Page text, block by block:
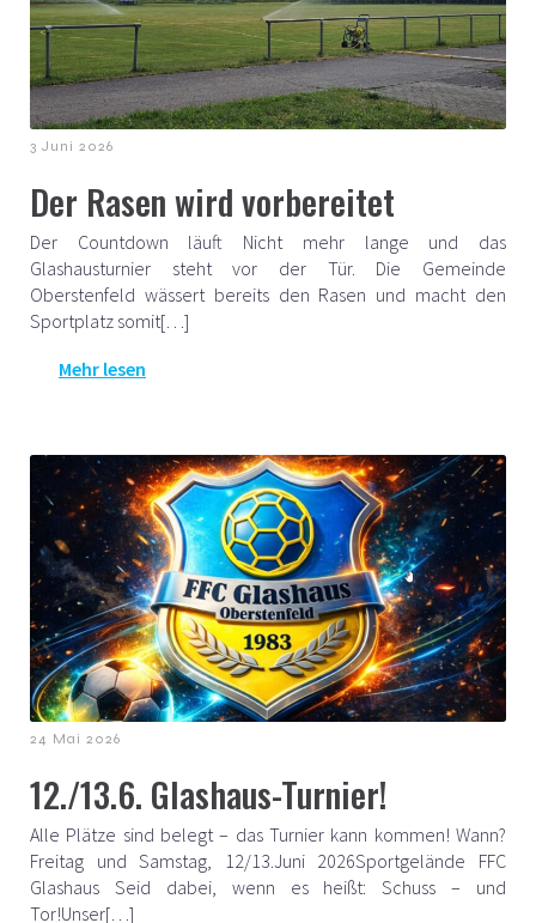
3 Juni 2026
Der Rasen wird vorbereitet
Der Countdown läuft Nicht mehr lange und das
Glashausturnier steht vor der Tür. Die Gemeinde
Oberstenfeld wässert bereits den Rasen und macht den
Sportplatz somit[…]
Mehr lesen
24 Mai 2026
12./13.6. Glashaus-Turnier!
Alle Plätze sind belegt – das Turnier kann kommen! Wann?
Freitag und Samstag, 12/13.Juni 2026Sportgelände FFC
Glashaus Seid dabei, wenn es heißt: Schuss – und
Tor!Unser[…]